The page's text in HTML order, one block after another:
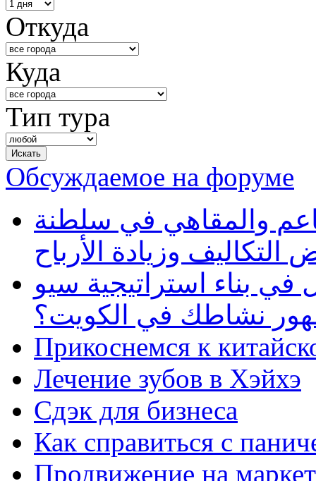
Откуда
Куда
Тип тура
Обсуждаемое на форуме
والمقاهي في سلطنة
وزيادة الأرباح
بناء استراتيجية سيو
نشاطك في الكويت؟
Прикоснемся к
Лечение зубов в Хэйхэ
Сдэк для бизнеса
Как справиться с
Продвижение на